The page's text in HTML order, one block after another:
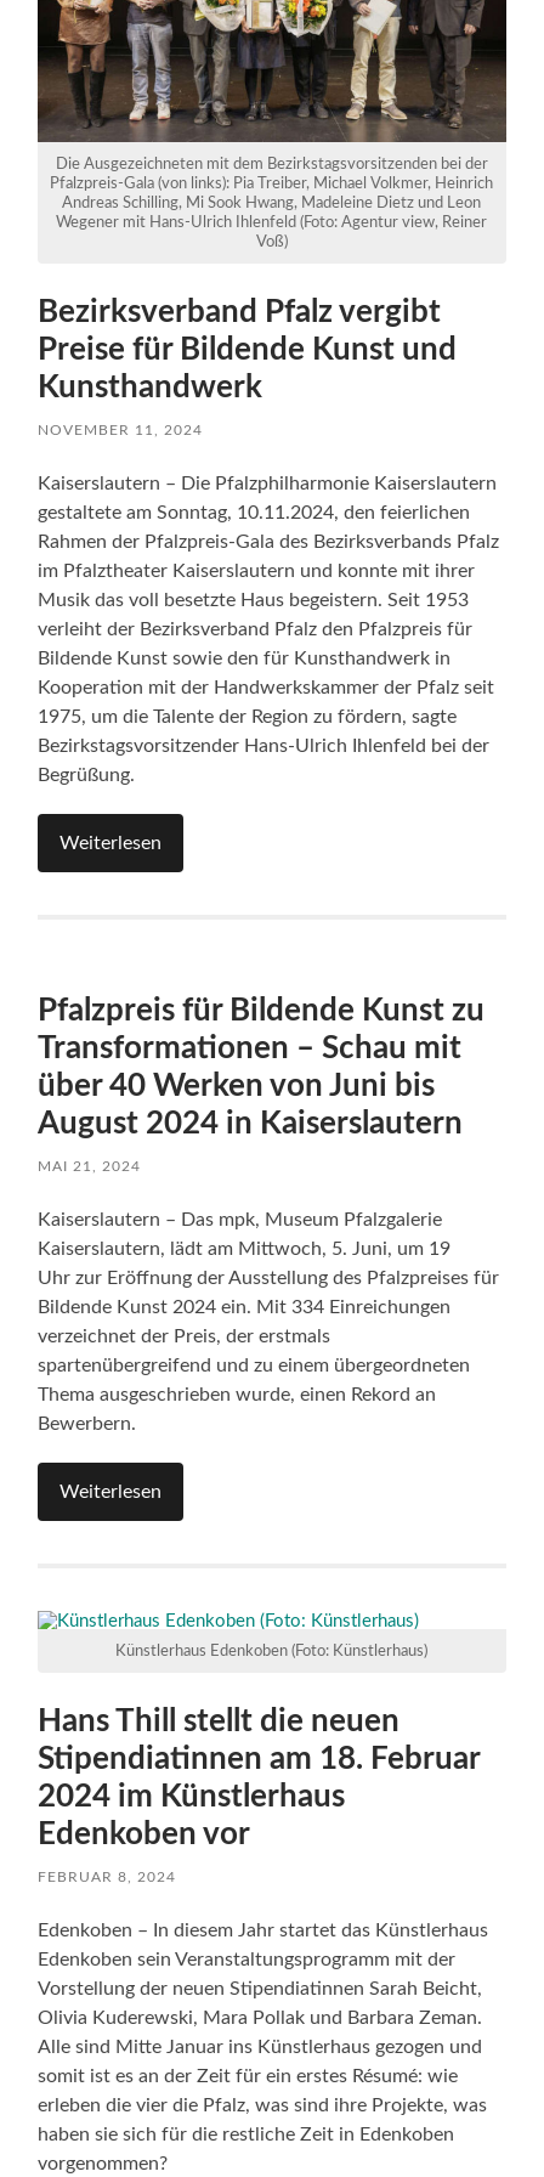
Die Ausgezeichneten mit dem Bezirkstagsvorsitzenden bei der
Pfalzpreis-Gala (von links): Pia Treiber, Michael Volkmer, Heinrich
Andreas Schilling, Mi Sook Hwang, Madeleine Dietz und Leon
Wegener mit Hans-Ulrich Ihlenfeld (Foto: Agentur view, Reiner
Voß)
Bezirksverband Pfalz vergibt
Preise für Bildende Kunst und
Kunsthandwerk
NOVEMBER 11, 2024
Kaiserslautern – Die Pfalzphilharmonie Kaiserslautern
gestaltete am Sonntag, 10.11.2024, den feierlichen
Rahmen der Pfalzpreis-Gala des Bezirksverbands Pfalz
im Pfalztheater Kaiserslautern und konnte mit ihrer
Musik das voll besetzte Haus begeistern. Seit 1953
verleiht der Bezirksverband Pfalz den Pfalzpreis für
Bildende Kunst sowie den für Kunsthandwerk in
Kooperation mit der Handwerkskammer der Pfalz seit
1975, um die Talente der Region zu fördern, sagte
Bezirkstagsvorsitzender Hans-Ulrich Ihlenfeld bei der
Begrüßung.
Weiterlesen
Pfalzpreis für Bildende Kunst zu
Transformationen – Schau mit
über 40 Werken von Juni bis
August 2024 in Kaiserslautern
MAI 21, 2024
Kaiserslautern – Das mpk, Museum Pfalzgalerie
Kaiserslautern, lädt am Mittwoch, 5. Juni, um 19
Uhr zur Eröffnung der Ausstellung des Pfalzpreises für
Bildende Kunst 2024 ein. Mit 334 Einreichungen
verzeichnet der Preis, der erstmals
spartenübergreifend und zu einem übergeordneten
Thema ausgeschrieben wurde, einen Rekord an
Bewerbern.
Weiterlesen
Künstlerhaus Edenkoben (Foto: Künstlerhaus)
Hans Thill stellt die neuen
Stipendiatinnen am 18. Februar
2024 im Künstlerhaus
Edenkoben vor
FEBRUAR 8, 2024
Edenkoben – In diesem Jahr startet das Künstlerhaus
Edenkoben sein Veranstaltungsprogramm mit der
Vorstellung der neuen Stipendiatinnen Sarah Beicht,
Olivia Kuderewski, Mara Pollak und Barbara Zeman.
Alle sind Mitte Januar ins Künstlerhaus gezogen und
somit ist es an der Zeit für ein erstes Résumé: wie
erleben die vier die Pfalz, was sind ihre Projekte, was
haben sie sich für die restliche Zeit in Edenkoben
vorgenommen?